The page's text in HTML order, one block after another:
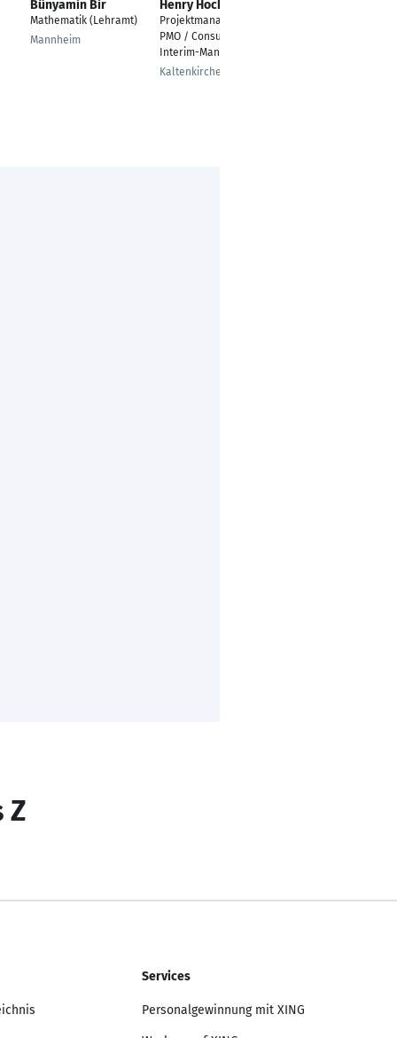
Bünyamin Bir
Mathematik (Lehramt)
Mannheim
Henry Hochmüller
Projektmanager /
PMO / Consultant /
Interim-Manager
Kaltenkirchen
Z
Services
Personalgewinnung mit XING